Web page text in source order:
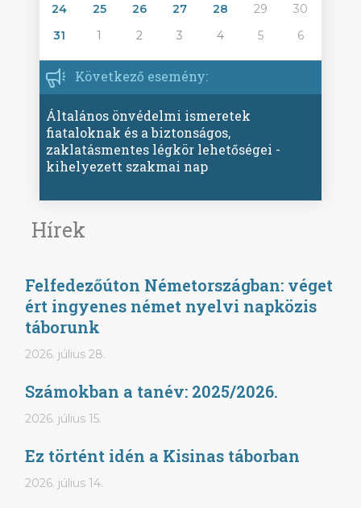
24
25 26 27 28 29
30
31
1 2 3 4 5 6
Következő esemény:
Általános önvédelmi ismeretek
fiataloknak és a biztonságos,
zaklatásmentes légkör lehetőségei -
kihelyezett szakmai nap
Hírek
Felfedezőúton Németországban: véget
ért ingyenes német nyelvi napközis
táborunk
2026. július 28.
Számokban a tanév: 2025/2026.
2026. július 15.
Ez történt idén a Kisinas táborban
2026. július 14.